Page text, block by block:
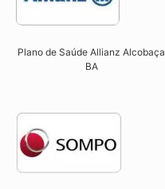
Plano de Saúde Allianz Alcobaça
BA​